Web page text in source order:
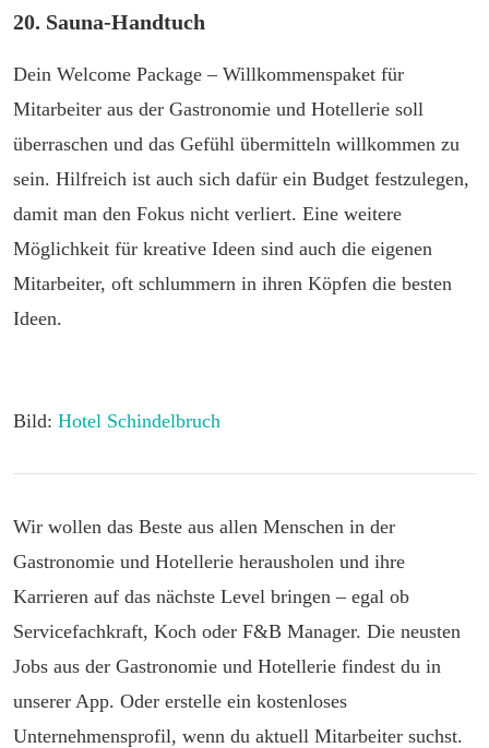
20. Sauna-Handtuch
Dein Welcome Package – Willkommenspaket für
Mitarbeiter aus der Gastronomie und Hotellerie soll
überraschen und das Gefühl übermitteln willkommen zu
sein. Hilfreich ist auch sich dafür ein Budget festzulegen,
damit man den Fokus nicht verliert. Eine weitere
Möglichkeit für kreative Ideen sind auch die eigenen
Mitarbeiter, oft schlummern in ihren Köpfen die besten
Ideen.
Bild: Hotel Schindelbruch
Wir wollen das Beste aus allen Menschen in der
Gastronomie und Hotellerie herausholen und ihre
Karrieren auf das nächste Level bringen – egal ob
Servicefachkraft, Koch oder F&B Manager. Die neusten
Jobs aus der Gastronomie und Hotellerie findest du in
unserer App. Oder erstelle ein kostenloses
Unternehmensprofil, wenn du aktuell Mitarbeiter suchst.